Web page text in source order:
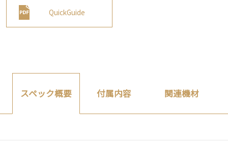
QuickGuide
スペック概要 付属内容 関連機材